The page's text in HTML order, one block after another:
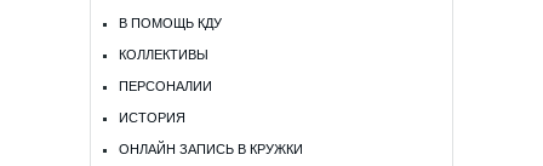
В ПОМОЩЬ КДУ
КОЛЛЕКТИВЫ
ПЕРСОНАЛИИ
ИСТОРИЯ
ОНЛАЙН ЗАПИСЬ В КРУЖКИ